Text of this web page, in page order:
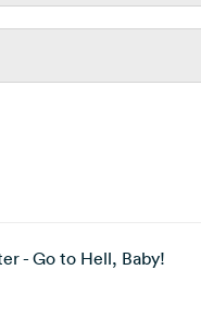
- Go to Hell, Baby!